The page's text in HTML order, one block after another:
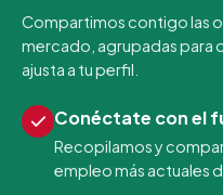
Compartimos contigo las
mercado, agrupadas para
ajusta a tu perfil.
Conéctate con el
Recopilamos y
empleo más actuales